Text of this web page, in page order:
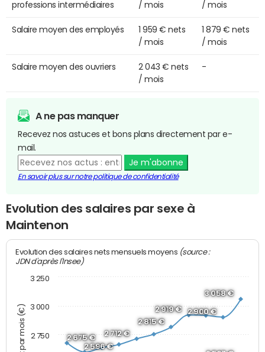
professions intermédiaires
/ mois
/ mois
Salaire moyen des employés
1 959 € nets
/ mois
1 879 € nets
/ mois
Salaire moyen des ouvriers
2 043 € nets
/ mois
-
A ne pas manquer
Recevez nos astuces et bons plans directement par e-
mail.
Je m'abonne
En savoir plus sur notre politique de confidentialité
Evolution des salaires par sexe à
Maintenon
Evolution des salaires nets mensuels moyens (source :
JDN d'après l'Insee)
2 675 €
2 596 €
2 712 €
2 815 €
2 919 € 2 900 €
3 058 €
2 750
3 000
3 250